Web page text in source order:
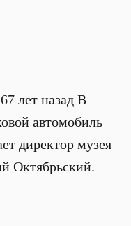
лет назад В
автомобиль
директор музея
Октябрьский.